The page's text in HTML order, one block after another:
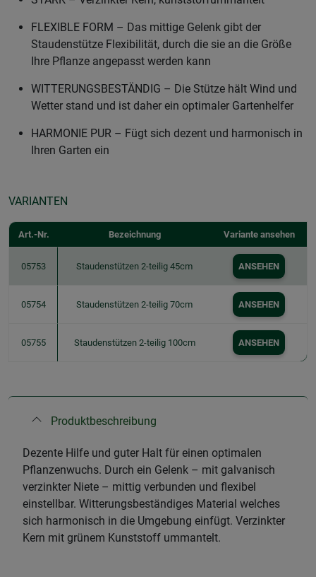
FLEXIBLE FORM – Das mittige Gelenk gibt der
Staudenstütze Flexibilität, durch die sie an die Größe
Ihre Pflanze angepasst werden kann
WITTERUNGSBESTÄNDIG – Die Stütze hält Wind und
Wetter stand und ist daher ein optimaler Gartenhelfer
HARMONIE PUR – Fügt sich dezent und harmonisch in
Ihren Garten ein
VARIANTEN
Art.-Nr. Bezeichnung Variante ansehen
05753 Staudenstützen 2-teilig 45cm ANSEHEN
05754 Staudenstützen 2-teilig 70cm ANSEHEN
05755 Staudenstützen 2-teilig 100cm ANSEHEN
Produktbeschreibung
Dezente Hilfe und guter Halt für einen optimalen
Pflanzenwuchs. Durch ein Gelenk – mit galvanisch
verzinkter Niete – mittig verbunden und flexibel
einstellbar. Witterungsbeständiges Material welches
sich harmonisch in die Umgebung einfügt. Verzinkter
Kern mit grünem Kunststoff ummantelt.